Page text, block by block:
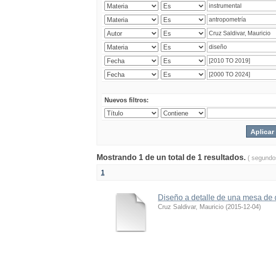
Nuevos filtros:
Mostrando 1 de un total de 1 resultados. (
1
Diseño a detalle de una mesa de
Cruz Saldivar, Mauricio (2015-12-04)